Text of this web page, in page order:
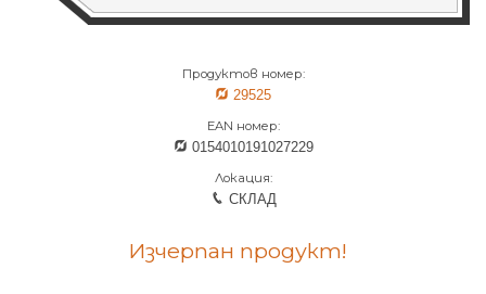
Продуктов номер:
29525
EAN номер:
0154010191027229
Локация:
СКЛАД
Изчерпан продукт!